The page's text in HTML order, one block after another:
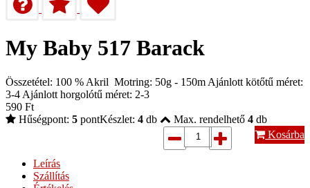
My Baby 517 Barack
Összetétel: 100 % Akril Motring: 50g - 150m Ajánlott kötőtű méret:
3-4 Ajánlott horgolótű méret: 2-3
590 Ft
Hűségpont: 5 pontKészlet: 4 db Max. rendelhető 4 db
Kosárba
Leírás
Szállítás